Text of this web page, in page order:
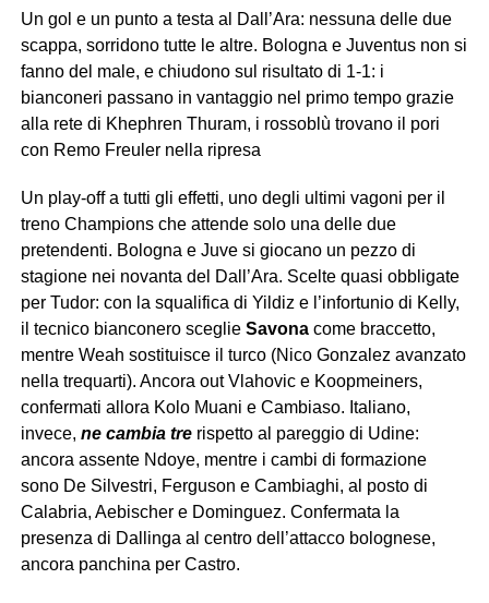
Un gol e un punto a testa al Dall’Ara: nessuna delle due
scappa, sorridono tutte le altre. Bologna e Juventus non si
fanno del male, e chiudono sul risultato di 1-1: i
bianconeri passano in vantaggio nel primo tempo grazie
alla rete di Khephren Thuram, i rossoblù trovano il pori
con Remo Freuler nella ripresa
Un play-off a tutti gli effetti, uno degli ultimi vagoni per il
treno Champions che attende solo una delle due
pretendenti. Bologna e Juve si giocano un pezzo di
stagione nei novanta del Dall’Ara. Scelte quasi obbligate
per Tudor: con la squalifica di Yildiz e l’infortunio di Kelly,
il tecnico bianconero sceglie Savonacome braccetto,
mentre Weah sostituisce il turco (Nico Gonzalez avanzato
nella trequarti). Ancora out Vlahovic e Koopmeiners,
confermati allora Kolo Muani e Cambiaso. Italiano,
invece, ne cambia trerispetto al pareggio di Udine:
ancora assente Ndoye, mentre i cambi di formazione
sono De Silvestri, Ferguson e Cambiaghi, al posto di
Calabria, Aebischer e Dominguez. Confermata la
presenza di Dallinga al centro dell’attacco bolognese,
ancora panchina per Castro.